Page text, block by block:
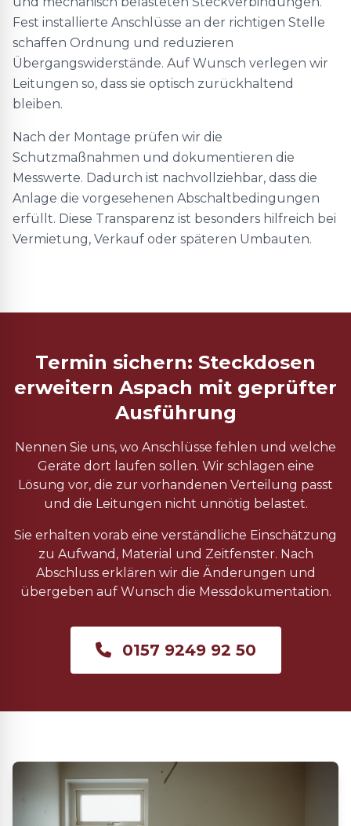
Fest installierte Anschlüsse an der richtigen Stelle
schaffen Ordnung und reduzieren
Übergangswiderstände. Auf Wunsch verlegen wir
Leitungen so, dass sie optisch zurückhaltend
bleiben.
Nach der Montage prüfen wir die
Schutzmaßnahmen und dokumentieren die
Messwerte. Dadurch ist nachvollziehbar, dass die
Anlage die vorgesehenen Abschaltbedingungen
erfüllt. Diese Transparenz ist besonders hilfreich bei
Vermietung, Verkauf oder späteren Umbauten.
Termin sichern: Steckdosen
erweitern Aspach mit geprüfter
Ausführung
Nennen Sie uns, wo Anschlüsse fehlen und welche
Geräte dort laufen sollen. Wir schlagen eine
Lösung vor, die zur vorhandenen Verteilung passt
und die Leitungen nicht unnötig belastet.
Sie erhalten vorab eine verständliche Einschätzung
zu Aufwand, Material und Zeitfenster. Nach
Abschluss erklären wir die Änderungen und
übergeben auf Wunsch die Messdokumentation.
0157 9249 92 50